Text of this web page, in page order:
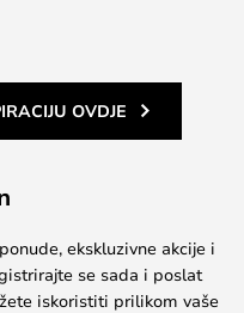
OVDJE
ekskluzivne akcije i
se sada i poslat
iskoristiti prilikom vaše